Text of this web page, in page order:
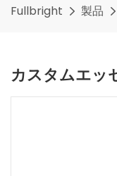
Fullbright 製品
カスタムエッ